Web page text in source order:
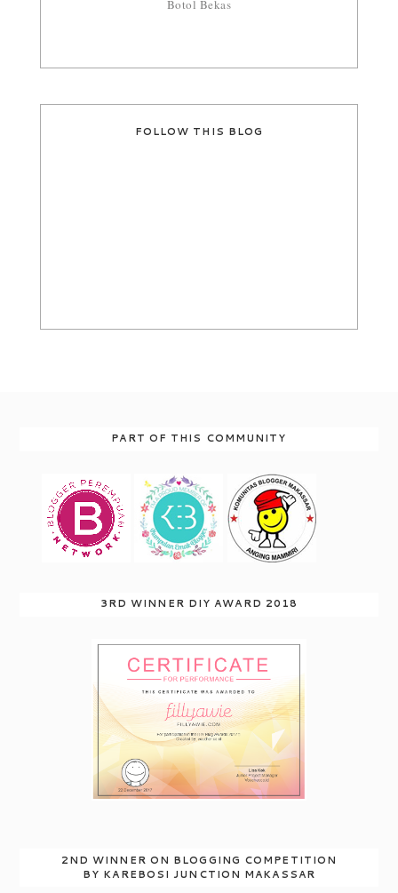
Botol Bekas
FOLLOW THIS BLOG
PART OF THIS COMMUNITY
3RD WINNER DIY AWARD 2018
2ND WINNER ON BLOGGING COMPETITION
BY KAREBOSI JUNCTION MAKASSAR